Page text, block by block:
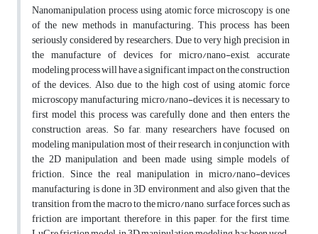
Nanomanipulation process using atomic force microscopy is one
of the new methods in manufacturing. This process has been
seriously considered by researchers. Due to very high precision in
the manufacture of devices for micro/nano-exist, accurate
modeling process will have a significant impact on the construction
of the devices. Also, due to the high cost of using atomic force
microscopy manufacturing micro/nano-devices, it is necessary to
first model this process was carefully done and then enters the
construction areas. So far, many researchers have focused on
modeling manipulation, most of their research, in conjunction with
the 2D manipulation and been made using simple models of
friction. Since the real manipulation in micro/nano-devices
manufacturing is done in 3D environment and also given that the
transition from the macro to the micro/nano, surface forces such as
friction are important, therefore, in this paper, for the first time,